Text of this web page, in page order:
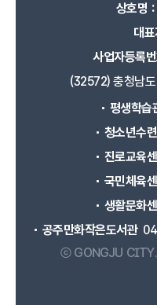
상호명 :
대
사업자등록
(32572) 충청남
평생학습
청소년수
진로교육
국민체육
생활문화
공주만화작은도서관
ⓒ GONGJU CITY.